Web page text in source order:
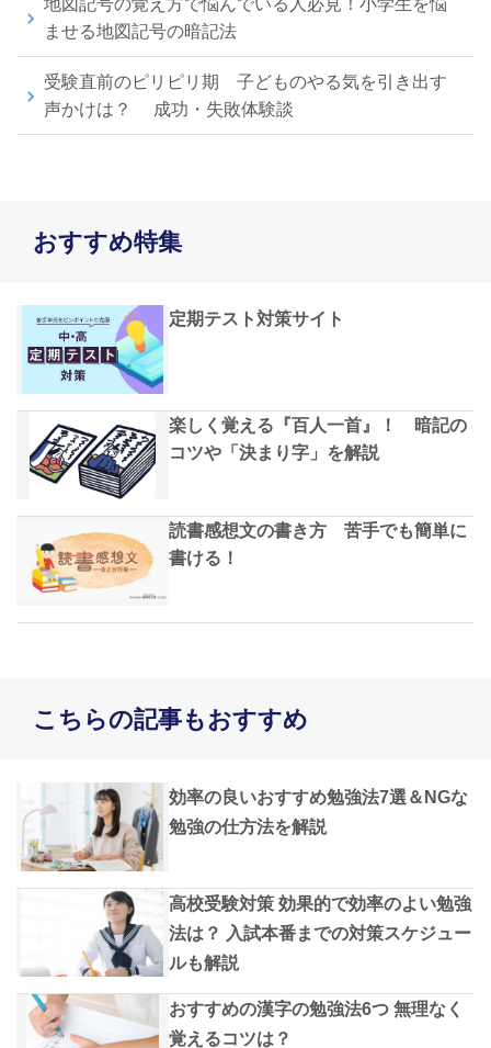
地図記号の覚え方で悩んでいる人必見！小学生を悩
ませる地図記号の暗記法
受験直前のピリピリ期 子どものやる気を引き出す
声かけは？ 成功・失敗体験談
おすすめ特集
定期テスト対策サイト
楽しく覚える『百人一首』！ 暗記の
コツや「決まり字」を解説
読書感想文の書き方 苦手でも簡単に
書ける！
こちらの記事もおすすめ
効率の良いおすすめ勉強法7選＆NGな
勉強の仕方法を解説
高校受験対策 効果的で効率のよい勉強
法は？ 入試本番までの対策スケジュー
ルも解説
おすすめの漢字の勉強法6つ 無理なく
覚えるコツは？